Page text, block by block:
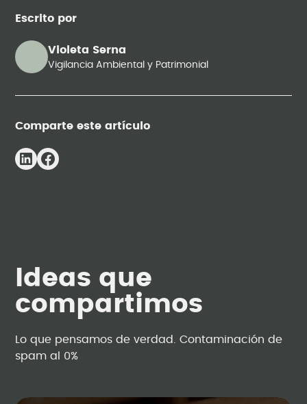
Escrito por
Violeta Serna
Vigilancia Ambiental y Patrimonial
Comparte este artículo
Ideas que
compartimos
Lo que pensamos de verdad. Contaminación de
spam al 0%